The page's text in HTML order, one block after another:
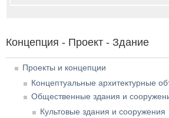
Концепция - Проект - Здание
Проекты и концепции
Концептуальные архитектурные
Общественные здания и
Культовые здания и сооружения